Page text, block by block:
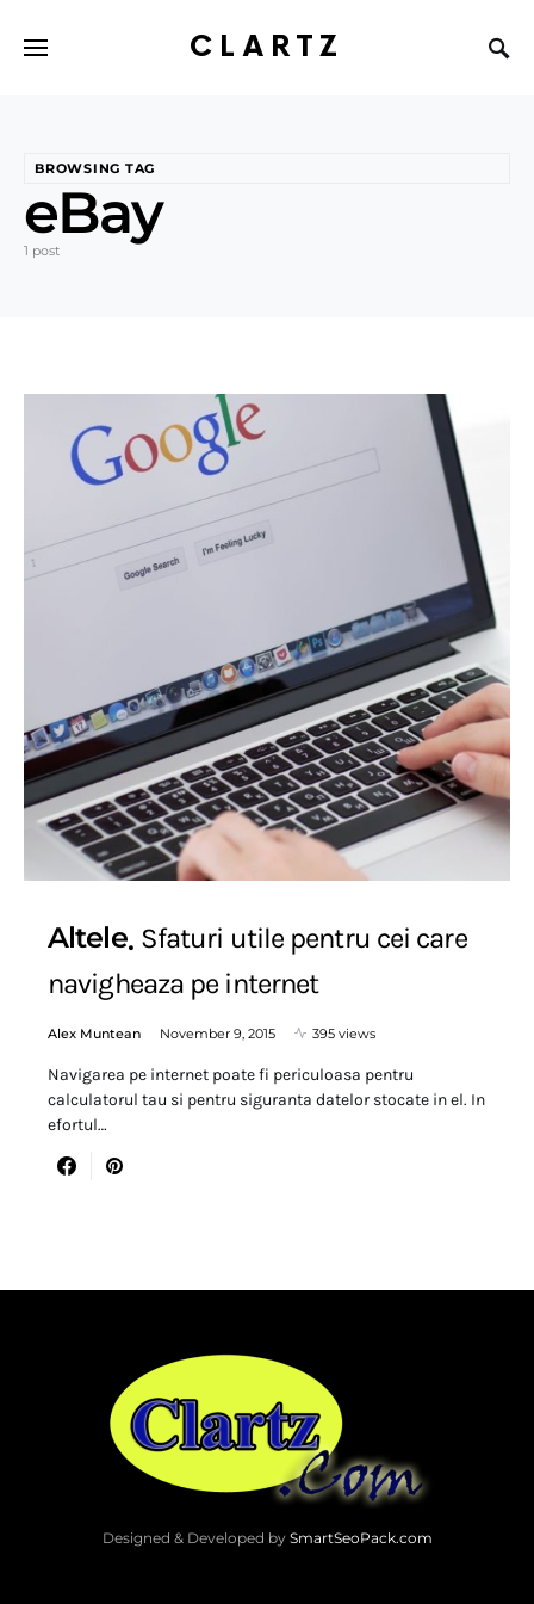
CLARTZ
BROWSING TAG
eBay
1 post
Altele Sfaturi utile pentru cei care
navigheaza pe internet
Alex Muntean November 9, 2015 395 views
Navigarea pe internet poate fi periculoasa pentru
calculatorul tau si pentru siguranta datelor stocate in el. In
efortul…
Designed & Developed by SmartSeoPack.com